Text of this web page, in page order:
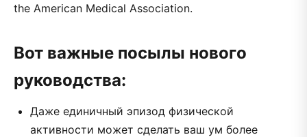
the American Medical Association.
Вот важные посылы нового
руководства:
Даже единичный эпизод физической
активности может сделать ваш ум более